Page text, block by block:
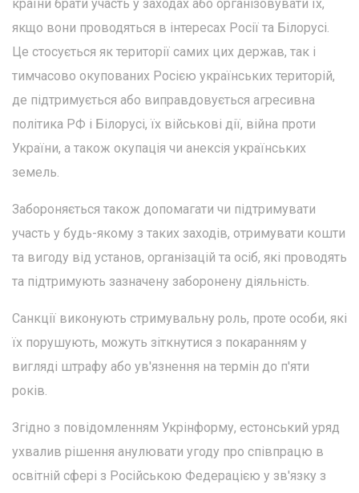
країни брати участь у заходах або організовувати їх,
якщо вони проводяться в інтересах Росії та Білорусі.
Це стосується як території самих цих держав, так і
тимчасово окупованих Росією українських територій,
де підтримується або виправдовується агресивна
політика РФ і Білорусі, їх військові дії, війна проти
України, а також окупація чи анексія українських
земель.
Забороняється також допомагати чи підтримувати
участь у будь-якому з таких заходів, отримувати кошти
та вигоду від установ, організацій та осіб, які проводять
та підтримують зазначену заборонену діяльність.
Санкції виконують стримувальну роль, проте особи, які
їх порушують, можуть зіткнутися з покаранням у
вигляді штрафу або ув'язнення на термін до п'яти
років.
Згідно з повідомленням Укрінформу, естонський уряд
ухвалив рішення анулювати угоду про співпрацю в
освітній сфері з Російською Федерацією у зв'язку з